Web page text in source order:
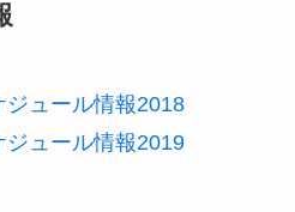
ュール情報2018
ュール情報2019